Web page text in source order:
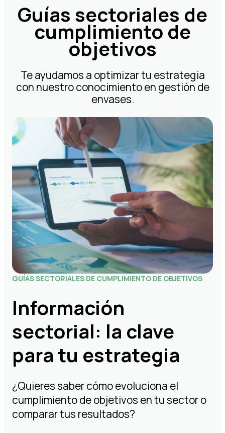
Guías sectoriales de
cumplimiento de
objetivos
Te ayudamos a optimizar tu estrategia
con nuestro conocimiento en gestión de
envases.
GUÍAS SECTORIALES DE CUMPLIMIENTO DE OBJETIVOS
Información
sectorial: la clave
para tu estrategia
¿Quieres saber cómo evoluciona el
cumplimiento de objetivos en tu sector o
comparar tus resultados?